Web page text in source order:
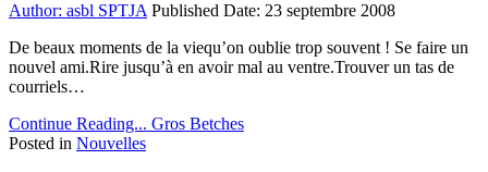
Author: asbl SPTJA Published Date: 23 septembre 2008
De beaux moments de la viequ’on oublie trop souvent ! Se faire un
nouvel ami.Rire jusqu’à en avoir mal au ventre.Trouver un tas de
courriels…
Continue Reading... Gros Betches
Posted in Nouvelles